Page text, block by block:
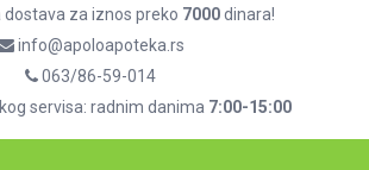
za iznos preko 7000dinara!
info@apoloapoteka.rs
063/86-59-014
servisa: radnim danima 7:00-15:00